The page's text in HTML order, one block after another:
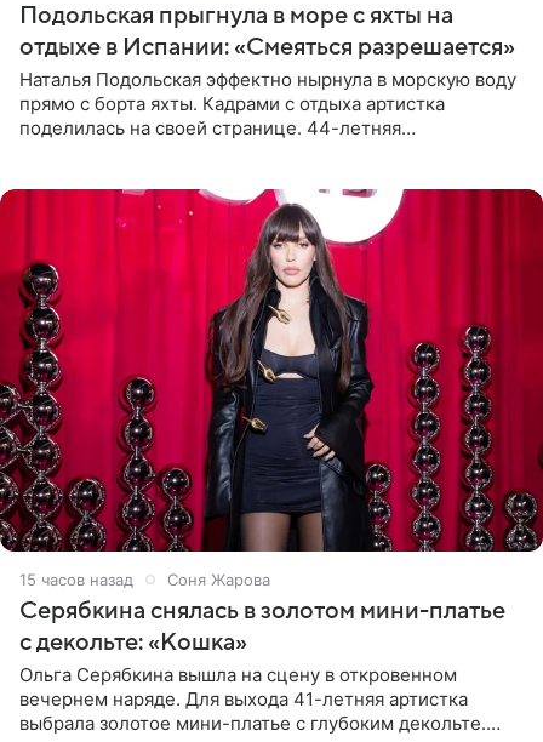
Подольская прыгнула в море с яхты на
отдыхе в Испании: «Смеяться разрешается»
Наталья Подольская эффектно нырнула в морскую воду
прямо с борта яхты. Кадрами с отдыха артистка
поделилась на своей странице. 44-летняя
15 часов назад Соня Жарова
Серябкина снялась в золотом мини-платье
с декольте: «Кошка»
Ольга Серябкина вышла на сцену в откровенном
вечернем наряде. Для выхода 41-летняя артистка
выбрала золотое мини-платье с глубоким декольте.